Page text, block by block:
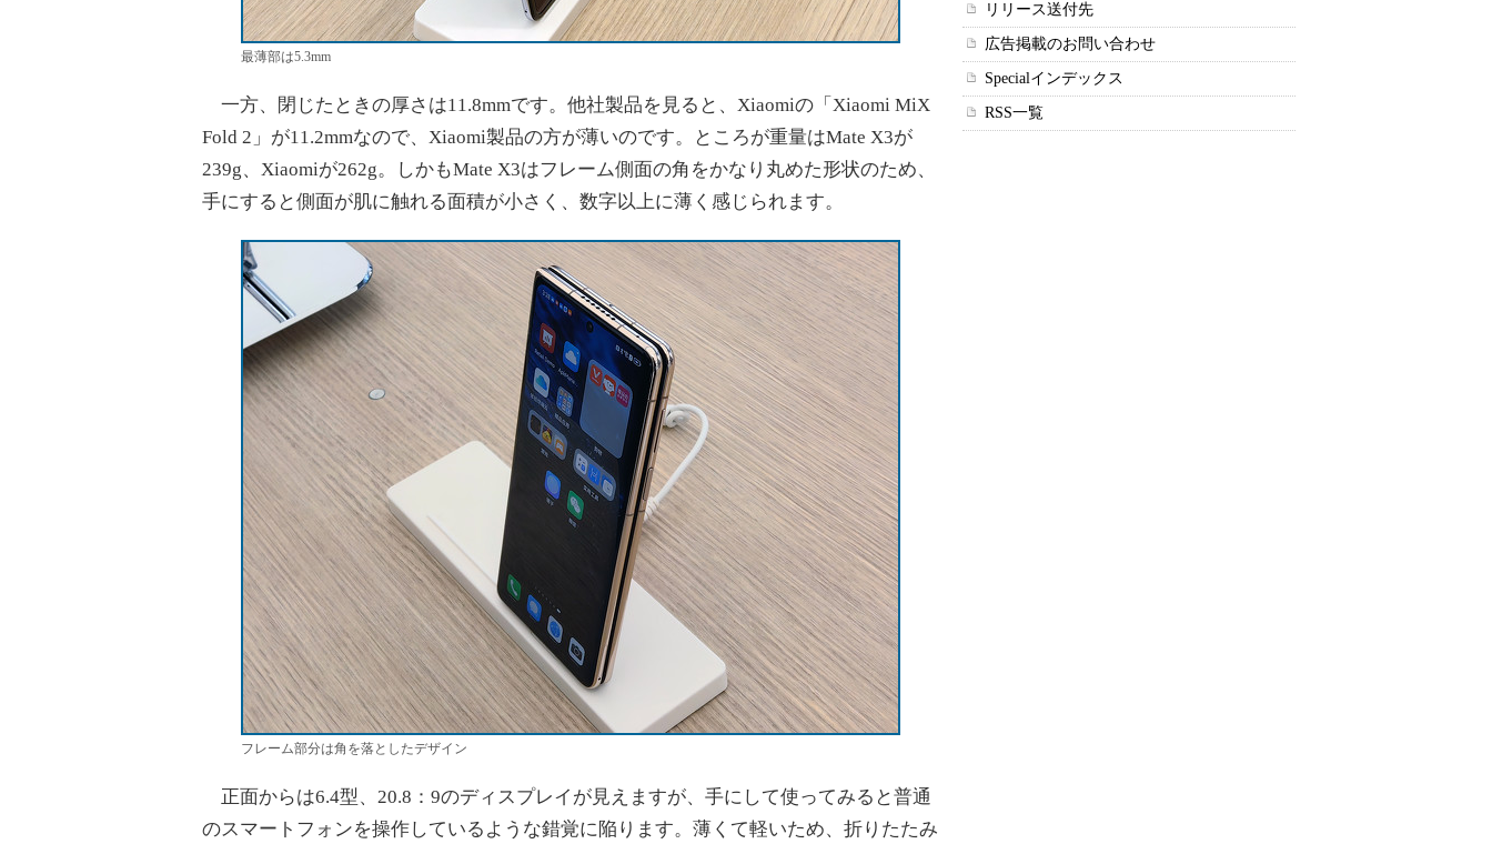
最薄部は5.3mm
一方、閉じたときの厚さは11.8mmです。他社製品を見ると、Xiaomiの「Xiaomi MiX
Fold 2」が11.2mmなので、Xiaomi製品の方が薄いのです。ところが重量はMate X3が
239g、Xiaomiが262g。しかもMate X3はフレーム側面の角をかなり丸めた形状のため、
手にすると側面が肌に触れる面積が小さく、数字以上に薄く感じられます。
フレーム部分は角を落としたデザイン
正面からは6.4型、20.8：9のディスプレイが見えますが、手にして使ってみると普通
のスマートフォンを操作しているような錯覚に陥ります。薄くて軽いため、折りたたみ
リリース送付先
広告掲載のお問い合わせ
Specialインデックス
RSS一覧